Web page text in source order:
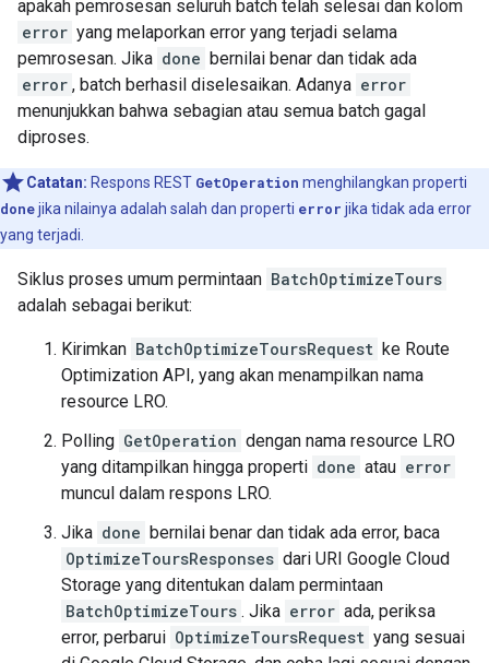
apakah pemrosesan seluruh batch telah selesai dan kolom
error yang melaporkan error yang terjadi selama
pemrosesan. Jika done bernilai benar dan tidak ada
error , batch berhasil diselesaikan. Adanya error
menunjukkan bahwa sebagian atau semua batch gagal
diproses.
Catatan: Respons REST GetOperation menghilangkan properti
donejika nilainya adalah salah dan properti error jika tidak ada error
yang terjadi.
Siklus proses umum permintaan BatchOptimizeTours
adalah sebagai berikut:
Kirimkan BatchOptimizeToursRequest ke Route
Optimization API, yang akan menampilkan nama
resource LRO.
Polling GetOperation dengan nama resource LRO
yang ditampilkan hingga properti done atau error
muncul dalam respons LRO.
Jika done bernilai benar dan tidak ada error, baca
OptimizeToursResponses dari URI Google Cloud
Storage yang ditentukan dalam permintaan
BatchOptimizeTours . Jika error ada, periksa
error, perbarui OptimizeToursRequest yang sesuai